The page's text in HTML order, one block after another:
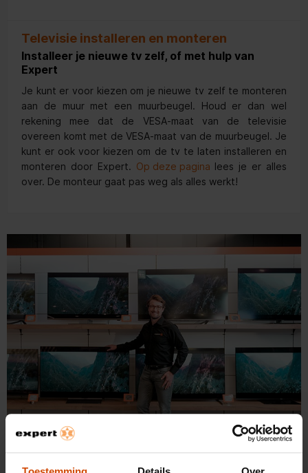
Televisie installeren en monteren
Installeer je nieuwe tv zelf, of met hulp van
Expert
Je kunt er voor kiezen om je nieuwe tv zelf te monteren
aan de muur met een muurbeugel. Houd er dan wel
rekening mee dat de VESA-maat van de televisie
overeen komt met de VESA-maat van de muurbeugel. Je
kunt er ook voor kiezen om de tv te laten installeren en
monteren door Expert. Op deze pagina lees je er alles
over. De monteur gaat pas weg als alles werkt!
Veelgestelde vragen over tv's